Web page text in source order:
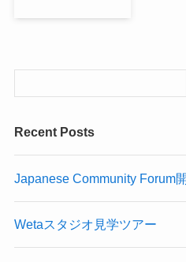
Recent Posts
Japanese Community Forum
Wetaスタジオ見学ツアー